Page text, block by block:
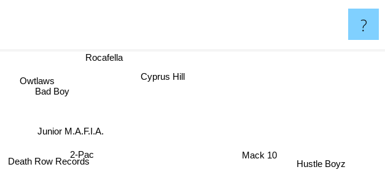
?
2-Pac
Death Row Records
Junior M.A.F.I.A.
Bad Boy
Owtlaws
Mack 10
Rocafella
Hustle Boyz
Cyprus Hill